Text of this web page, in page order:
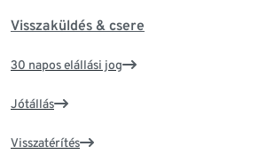
Visszaküldés & csere
30 napos elállási jog
Jótállás
Visszatérítés